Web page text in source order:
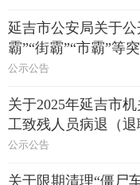
延吉市公安局关于公
霸”“街霸”“市霸”等
公示公告
关于2025年延吉市
工致残人员病退（
公示公告
关于限期清理“僵尸